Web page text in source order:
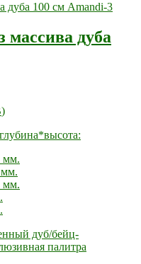
массива дуба
)
мм.
мм.
мм.
дуб/бейц-
палитра